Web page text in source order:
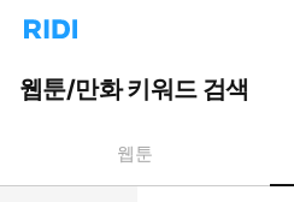
리
홈
으
턴
트
웹툰/만화 키워드 검색
웹툰